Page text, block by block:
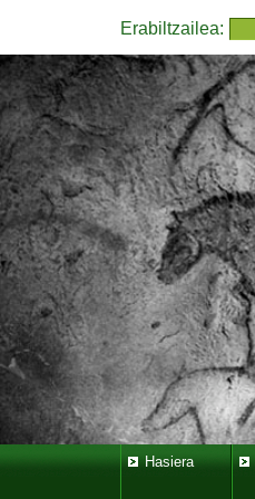
Erabiltzailea:
Hasiera